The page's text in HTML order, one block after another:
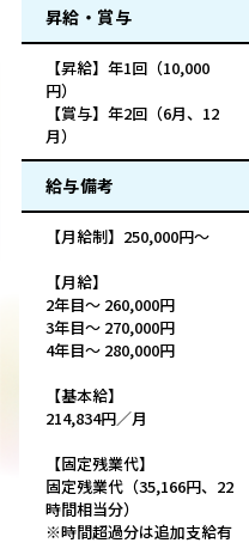
昇給・賞与
【昇給】年1回（10,000
円）
【賞与】年2回（6月、12
月）
給与備考
【月給制】250,000円～
【月給】
2年目～ 260,000円
3年目～ 270,000円
4年目～ 280,000円
【基本給】
214,834円／月
【固定残業代】
固定残業代（35,166円、22
時間相当分）
※時間超過分は追加支給有